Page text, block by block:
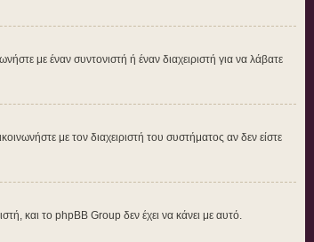
με έναν συντονιστή ή έναν διαχειριστή για να λάβατε
με τον διαχειριστή του συστήματος αν δεν είστε
και το phpBB Group δεν έχει να κάνει με αυτό.